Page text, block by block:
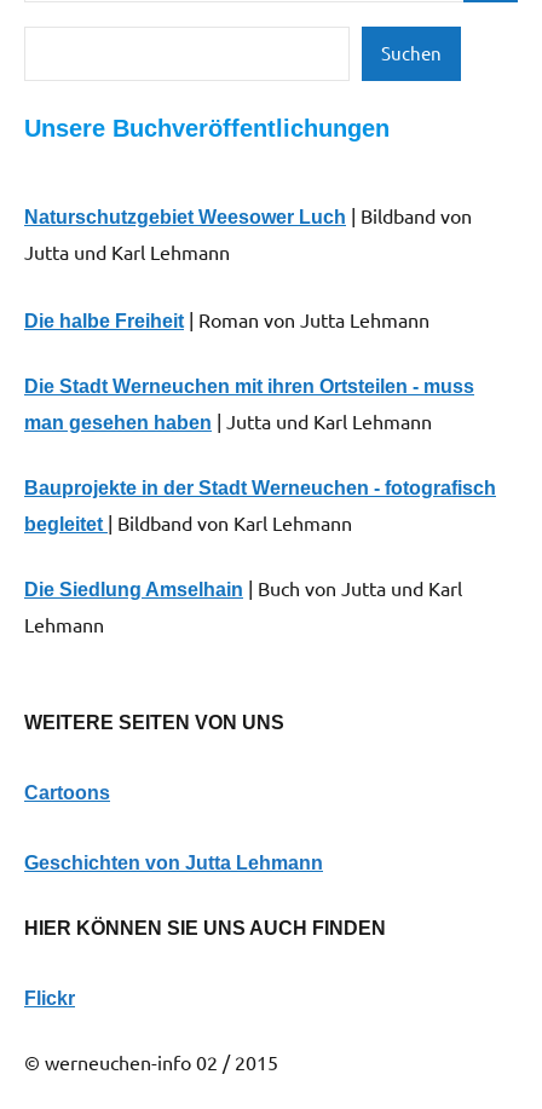
Suchen
Unsere Buchveröffentlichungen
Naturschutzgebiet Weesower Luch | Bildband von
Jutta und Karl Lehmann
Die halbe Freiheit | Roman von Jutta Lehmann
Die Stadt Werneuchen mit ihren Ortsteilen - muss
man gesehen haben | Jutta und Karl Lehmann
Bauprojekte in der Stadt Werneuchen - fotografisch
begleitet | Bildband von Karl Lehmann
Die Siedlung Amselhain | Buch von Jutta und Karl
Lehmann
WEITERE SEITEN VON UNS
Cartoons
Geschichten von Jutta Lehmann
HIER KÖNNEN SIE UNS AUCH FINDEN
Flickr
© werneuchen-info 02 / 2015